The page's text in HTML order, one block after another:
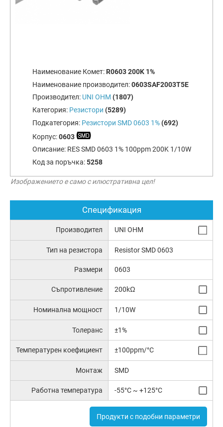
Наименование Комет: R0603 200K 1%
Наименование производител:0603SAF2003T5E
Производител: UNI OHM (1807)
Категория: Резистори (5289)
Подкатегория: Резистори SMD 0603 1% (692)
Корпус:0603
Описание: RES SMD 0603 1% 100ppm 200K 1/10W
Код за поръчка:5258
Изображението е само с илюстративна цел!
Спецификация
Производител UNI OHM
Тип на резистора Resistor SMD 0603
Размери 0603
Съпротивление 200kΩ
Номинална мощност 1/10W
Толеранс ±1%
Температурен коефициент ±100ppm/°C
Монтаж SMD
Работна температура -55°C ~ +125°C
Продукти с подобни параметри